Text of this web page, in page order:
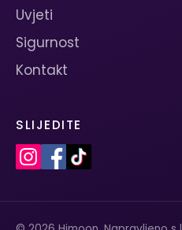
Uvjeti
Sigurnost
Kontakt
SLIJEDITE